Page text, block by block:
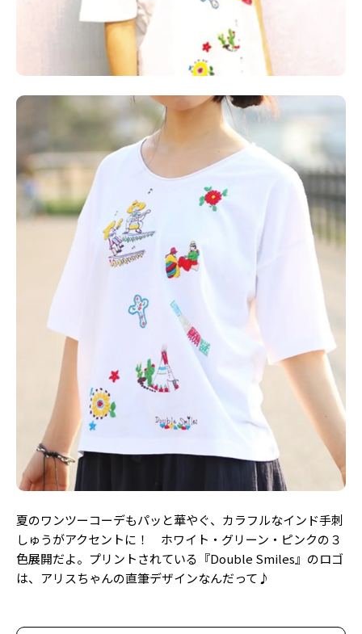
夏のワンツーコーデもパッと華やぐ、カラフルなインド手刺
しゅうがアクセントに！ ホワイト・グリーン・ピンクの３
色展開だよ。プリントされている『Double Smiles』のロゴ
は、アリスちゃんの直筆デザインなんだって♪